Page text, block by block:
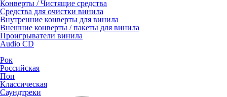
Конверты / Чистящие средства
Средства для очистки винила
Внутренние конверты для винила
Внешние конверты / пакеты для винила
Проигрыватели винила
Audio CD
Рок
Российская
Поп
Классическая
Саундтреки